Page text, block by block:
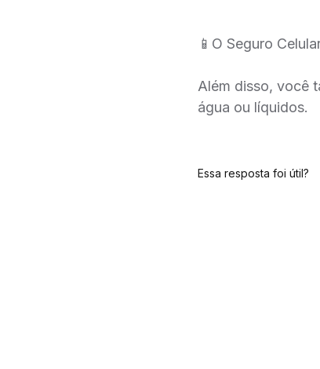
📱O Seguro
Além disso, você
água ou líquidos.
Essa resposta foi útil?